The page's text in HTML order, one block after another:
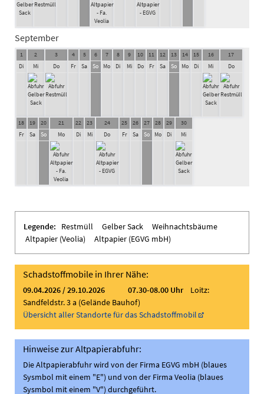
September
1
Di
2
Mi
3
Do
4
Fr
5
Sa
6
So
7
Mo
8
Di
9
Mi
10
Do
11
Fr
12
Sa
13
So
14
Mo
15
Di
16
Mi
17
Do
18
Fr
19
Sa
20
So
21
Mo
22
Di
23
Mi
24
Do
25
Fr
26
Sa
27
So
28
Mo
29
Di
30
Mi
Legende: Restmüll Gelber Sack
Weihnachtsbäume
Altpapier (Veolia)
Altpapier (EGVG mbH)
Schadstoffmobile in Ihrer Nähe:
09.04.2026 / 29.10.2026 07.30-08.00 Uhr
Loitz:
Sandfeldstr. 3 a (Gelände Bauhof)
Übersicht aller Standorte für das Schadstoffmobil
Hinweise zur Altpapierabfuhr:
Die Altpapierabfuhr wird von der Firma EGVG mbH (blaues
Sysmbol mit einem "E") und von der Firma Veolia (blaues
Sysmbol mit einem "V") durchgeführt.